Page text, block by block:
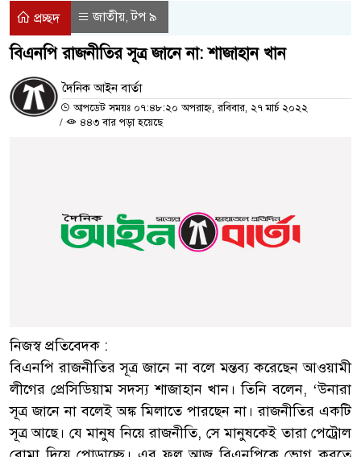
প্রচ্ছদ জাতীয়,টপ ৯
বিএনপি রাজনীতির সূত্র জানে না: শাজাহান খান
দৈনিক আইন বার্তা
আপডেট সময়ঃ ০৭:৪৮:২০ অপরাহ্ন, রবিবার, ২৭ মার্চ ২০২২
/
৪৪৩ বার পড়া হয়েছে
নিজস্ব প্রতিবেদক :
বিএনপি রাজনীতির সূত্র জানে না বলে মন্তব্য করেছেন আওয়ামী
লীগের প্রেসিডিয়াম সদস্য শাজাহান খান। তিনি বলেন, ‘উনারা
সূত্র জানে না বলেই অঙ্ক মিলাতে পারছেন না। রাজনীতির একটি
সূত্র আছে। যে মানুষ নিয়ে রাজনীতি, সে মানুষকেই তারা পেট্রোল